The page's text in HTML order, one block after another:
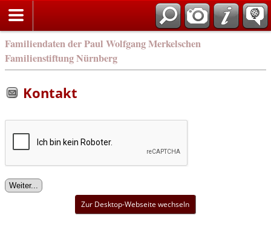
Familiendaten der Paul Wolfgang Merkelschen
Familienstiftung Nürnberg
Kontakt
Zur Desktop-Webseite wechseln